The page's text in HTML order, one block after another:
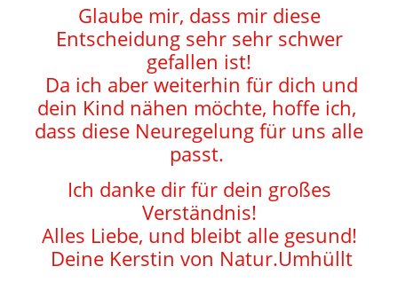
Glaube mir, dass mir diese
Entscheidung sehr sehr schwer
gefallen ist!
Da ich aber weiterhin für dich und
dein Kind nähen möchte, hoffe ich,
dass diese Neuregelung für uns alle
passt.
Ich danke dir für dein großes
Verständnis!
Alles Liebe, und bleibt alle gesund!
Deine Kerstin von Natur.Umhüllt